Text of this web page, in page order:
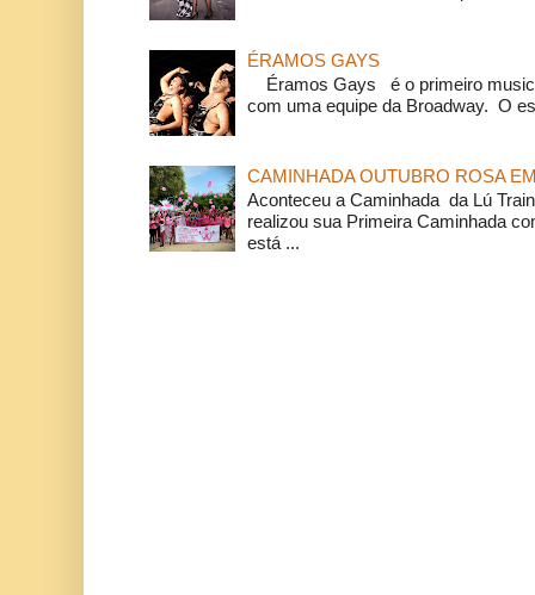
ÉRAMOS GAYS
Éramos Gays é o primeiro
com uma equipe da Broadway. O
CAMINHADA OUTUBRO ROSA
Aconteceu a Caminhada da Lú
realizou sua Primeira Caminhada
está ...